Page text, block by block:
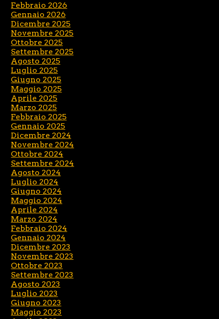
Febbraio 2026
Gennaio 2026
Dicembre 2025
Novembre 2025
Ottobre 2025
Settembre 2025
Agosto 2025
Luglio 2025
Giugno 2025
Maggio 2025
Aprile 2025
Marzo 2025
Febbraio 2025
Gennaio 2025
Dicembre 2024
Novembre 2024
Ottobre 2024
Settembre 2024
Agosto 2024
Luglio 2024
Giugno 2024
Maggio 2024
Aprile 2024
Marzo 2024
Febbraio 2024
Gennaio 2024
Dicembre 2023
Novembre 2023
Ottobre 2023
Settembre 2023
Agosto 2023
Luglio 2023
Giugno 2023
Maggio 2023